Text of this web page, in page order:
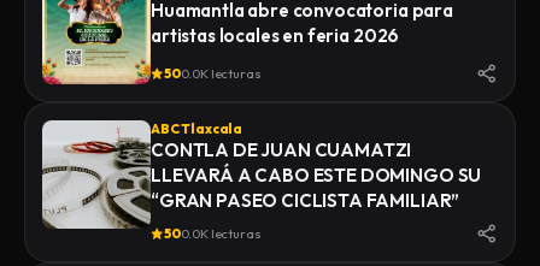
Huamantla abre convocatoria para
artistas locales en feria 2026
500.0K lecturas
ABC Tlaxcala
CONTLA DE JUAN CUAMATZI
LLEVARÁ A CABO ESTE DOMINGO SU
“GRAN PASEO CICLISTA FAMILIAR”
500.0K lecturas